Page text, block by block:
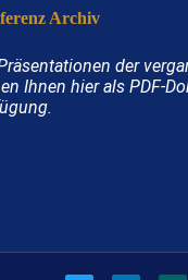
Archiv
der
Ihnen hier als PDF-